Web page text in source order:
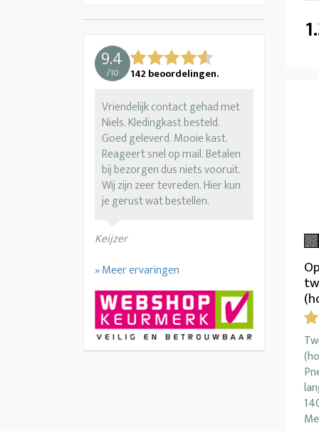
9.4
/10 142 beoordelingen.
Vriendelijk contact gehad met
Niels. Kledingkast besteld.
Goed geleverd. Mooie kast.
Reageert snel op mail. Betalen
bij bezorgen dus niets vooruit.
Wij zijn zeer tevreden. Hier kun
je gerust wat bestellen.
Keijzer
» Meer ervaringen